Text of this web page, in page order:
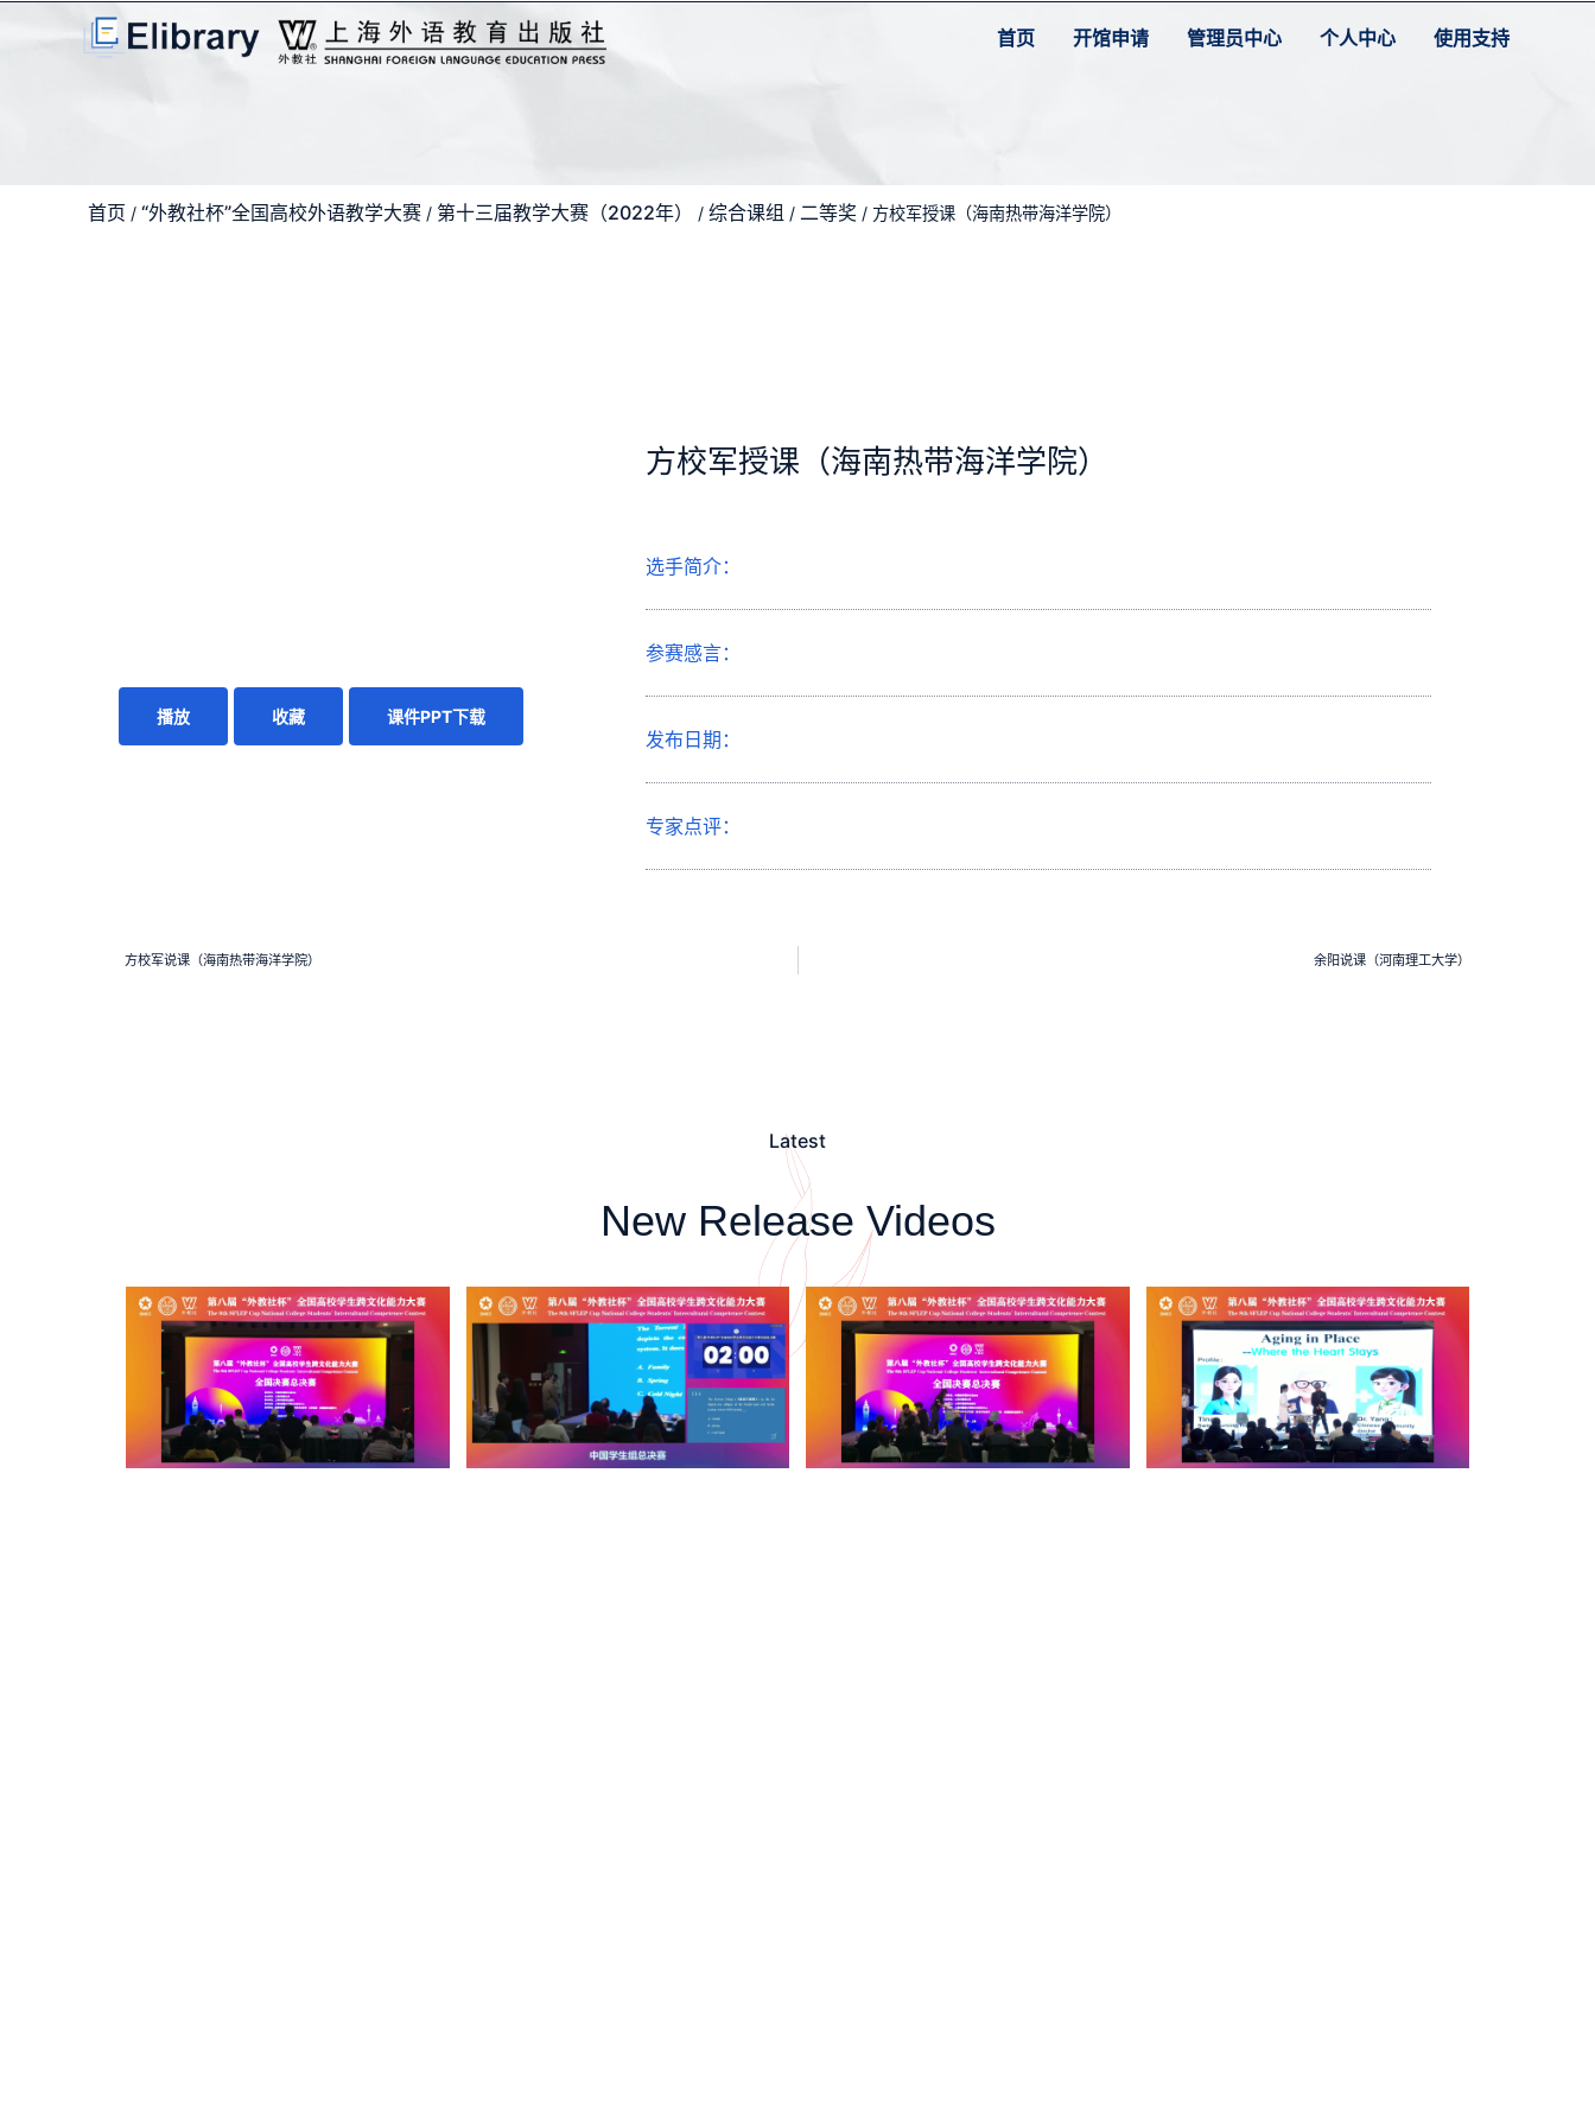
首页 开馆申请 管理员中心 个人中心 使用支持
首页 / “外教社杯”全国高校外语教学大赛 / 第十三届教学大赛（2022年） / 综合课组 / 二等奖 / 方校军授课（海南热带海洋学院）
播放 收藏 课件PPT下载
方校军授课（海南热带海洋学院）
选手简介：
参赛感言：
发布日期：
专家点评：
方校军说课（海南热带海洋学院） 余阳说课（河南理工大学）
Latest
New Release Videos